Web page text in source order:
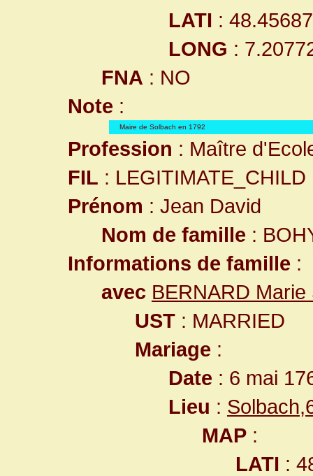
LATI :
LONG :
FNA : NO
Note :
Maire de Solbach en 1792
Profession : Maître
FIL : LEGITIMATE_CHILD
Prénom : Jean David
Nom de famille :
Informations de famille :
avec BERNARD Marie
UST : MARRIED
Mariage :
Date : 6 mai
Lieu :
MAP :
LATI :